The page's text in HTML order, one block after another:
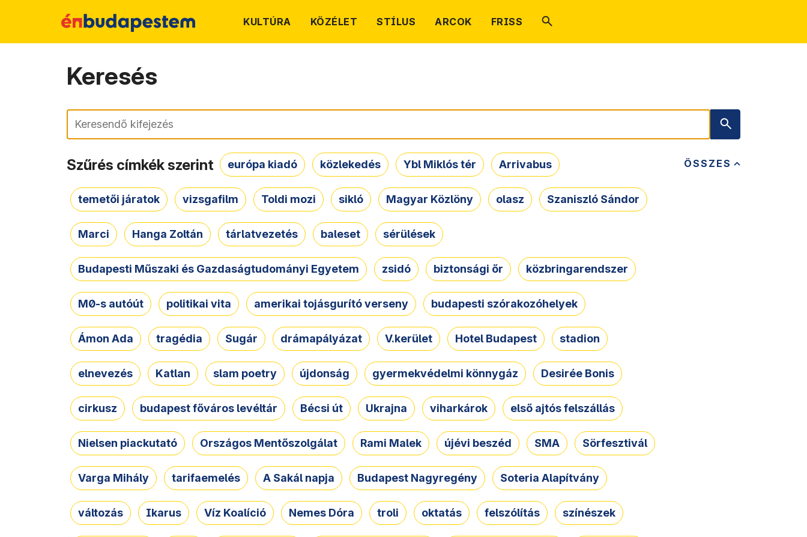
KULTÚRA KÖZÉLET STÍLUS ARCOK FRISS
Keresés
Keresés
ÖSSZES
Szűrés címkék szerint európa kiadó közlekedés Ybl Miklós tér Arrivabus
temetői járatok vizsgafilm Toldi mozi sikló Magyar Közlöny olasz Szaniszló Sándor
Marci Hanga Zoltán tárlatvezetés baleset sérülések
Budapesti Műszaki és Gazdaságtudományi Egyetem zsidó biztonsági őr közbringarendszer
M0-s autóút politikai vita amerikai tojásgurító verseny budapesti szórakozóhelyek
Ámon Ada tragédia Sugár drámapályázat V.kerület Hotel Budapest stadion
elnevezés Katlan slam poetry újdonság gyermekvédelmi könnygáz Desirée Bonis
cirkusz budapest főváros levéltár Bécsi út Ukrajna viharkárok első ajtós felszállás
Nielsen piackutató Országos Mentőszolgálat Rami Malek újévi beszéd SMA Sörfesztivál
Varga Mihály tarifaemelés A Sakál napja Budapest Nagyregény Soteria Alapítvány
változás Ikarus Víz Koalíció Nemes Dóra troli oktatás felszólítás színészek